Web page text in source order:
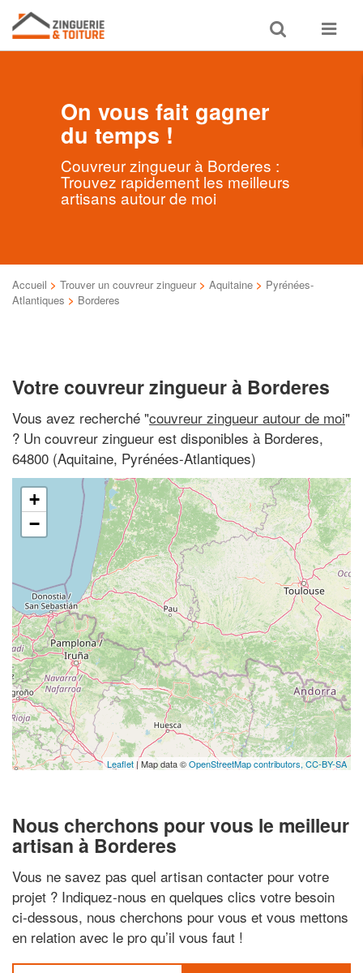
Toggle
search
Toggle
On vous fait gagner
du temps !
Couvreur zingueur à Borderes :
Trouvez rapidement les meilleurs
artisans autour de moi
Accueil > Trouver un couvreur zingueur > Aquitaine > Pyrénées-
Atlantiques > Borderes
Votre couvreur zingueur à Borderes
Vous avez recherché "couvreur zingueur autour de moi"
? Un couvreur zingueur est disponibles à Borderes,
64800 (Aquitaine, Pyrénées-Atlantiques)
+
−
Leaflet| Map data ©OpenStreetMap contributors, CC-BY-SA
Nous cherchons pour vous le meilleur
artisan à Borderes
Vous ne savez pas quel artisan contacter pour votre
projet ? Indiquez-nous en quelques clics votre besoin
ci-dessous, nous cherchons pour vous et vous mettons
en relation avec le pro qu’il vous faut !